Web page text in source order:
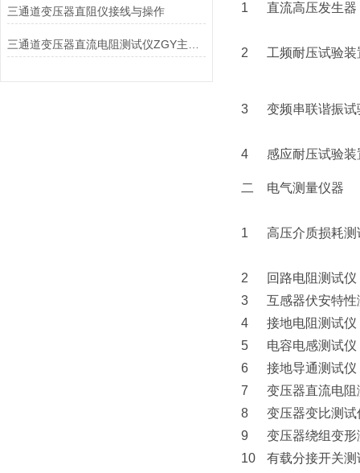
三通道变压器直阻仪接线与操作
1
直流高压发生器
2 工频耐压试验装
3 变频串联谐振
4 感应耐压试验装
二 电气测量仪器
1 高压介质损耗测
2
回路电阻测试仪
3
互感器伏安特性
4
接地电阻测试仪
5
电容电感测试仪
6
接地导通测试仪
7
变压器直流电阻
8
变压器变比测试
9
变压器绕组变形
10
有载分接开关测